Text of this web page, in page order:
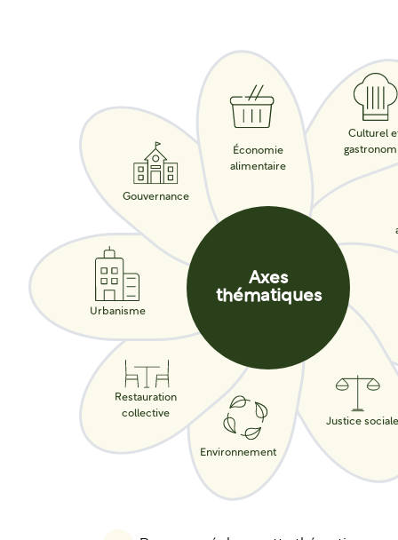
Axes
thématiques
Économie
alimentaire
Culturel
Justice sociale
Environnement
Restauration
collective
Urbanisme
Gouvernance